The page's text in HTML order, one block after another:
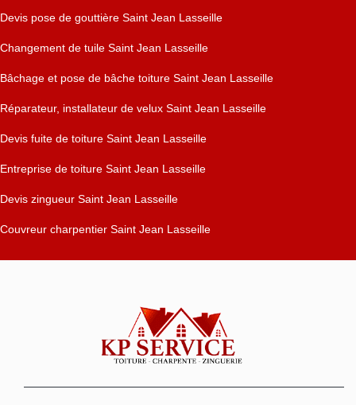
Devis pose de gouttière Saint Jean Lasseille
Changement de tuile Saint Jean Lasseille
Bâchage et pose de bâche toiture Saint Jean Lasseille
Réparateur, installateur de velux Saint Jean Lasseille
Devis fuite de toiture Saint Jean Lasseille
Entreprise de toiture Saint Jean Lasseille
Devis zingueur Saint Jean Lasseille
Couvreur charpentier Saint Jean Lasseille